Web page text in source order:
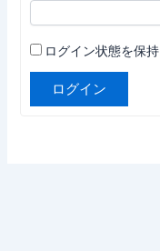
ログイン状態を保持
ログイン